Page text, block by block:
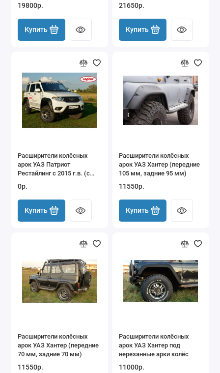
19800р.
Купить
21650р.
Купить
Расширители колёсных
арок УАЗ Патриот
Рестайлинг с 2015 г.в. (с
бампера) один лючок
бензобака
0р.
Купить
Расширители колёсных
арок УАЗ Хантер (передние
105 мм, задние 95 мм)
11550р.
Купить
Расширители колёсных
арок УАЗ Хантер (передние
70 мм, задние 70 мм)
11550р.
Расширители колёсных
арок УАЗ Хантер под
нерезанные арки колёс
11000р.